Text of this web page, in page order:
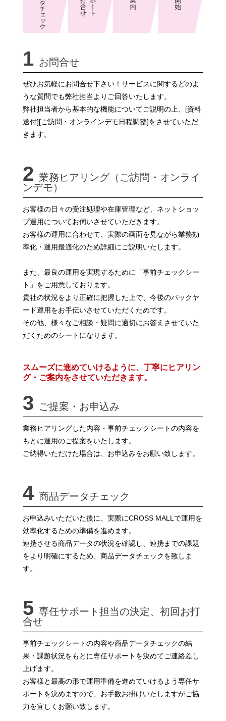
1 お問合せ
ぜひお気軽にお問合せ下さい！サービスに関するどのよ
うな質問でも弊社担当よりご回答いたします。
弊社担当者から基本的な機能についてご説明の上、[資料
送付][ご訪問・オンラインデモ日程調整]をさせていただ
きます。
2 業務ヒアリング（ご訪問・オンライ
ンデモ）
お客様の日々の受注処理や在庫管理など、ネットショッ
プ運用についてお伺いさせていただきます。
お客様の運用に合わせて、実際の画面を見ながら業務効
率化・運用最適化のため詳細にご説明いたします。
また、最良の運用を実現するために「事前チェックシー
ト」をご用意しております。
貴社の状況をより正確に把握した上で、今後のバックヤ
ード運用をお手伝いさせていただくためです。
その他、様々なご相談・疑問に適切にお答えさせていた
だくためのシートになります。
スムーズに進めていけるように、丁寧にヒアリン
グ・ご案内をさせていただきます。
3 ご提案・お申込み
業務ヒアリングした内容・事前チェックシートの内容を
もとに運用のご提案をいたします。
ご納得いただけた場合は、お申込みをお願い致します。
4 商品データチェック
お申込みいただいた後に、実際にCROSS MALLで運用を
効率化するための準備を進めます。
連携させる商品データの状況を確認し、連携までの課題
をより明確にするため、商品データチェックを致しま
す。
5 専任サポート担当の決定、初回お打
合せ
事前チェックシートの内容や商品データチェックの結
果・課題状況をもとに専任サポートを決めてご連絡差し
上げます。
お客様と最高の形で運用準備を進めていけるよう専任サ
ポートを決めますので、お手数お掛けいたしますがご協
力を宜しくお願い致します。